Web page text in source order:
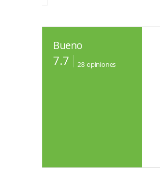
Bueno
7.7 28 opiniones